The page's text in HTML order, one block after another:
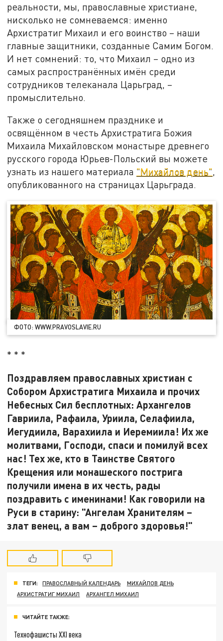
реальности, мы, православные христиане,
нисколько не сомневаемся: именно
Архистратиг Михаил и его воинство – наши
главные защитники, созданные Самим Богом.
И нет сомнений: то, что Михаил – одно из
самых распространённых имён среди
сотрудников телеканала Царьград, –
промыслительно.
Также о сегодняшнем празднике и
освящённом в честь Архистратига Божия
Михаила Михайловском монастыре древнего
русского города Юрьев-Польский вы можете
узнать из нашего материала "Михайлов день",
опубликованного на страницах Царьграда.
ФОТО: WWW.PRAVOSLAVIE.RU
* * *
Поздравляем православных христиан с
Собором Архистратига Михаила и прочих
Небесных Сил бесплотных: Архангелов
Гавриила, Рафаила, Уриила, Селафиила,
Иегудиила, Варахиила и Иеремиила! Их же
молитвами, Господи, спаси и помилуй всех
нас! Тех же, кто в Таинстве Святого
Крещения или монашеского пострига
получили имена в их честь, рады
поздравить с именинами! Как говорили на
Руси в старину: "Ангелам Хранителям –
злат венец, а вам – доброго здоровья!"
ТЕГИ: ПРАВОСЛАВНЫЙ КАЛЕНДАРЬ
МИХАЙЛОВ ДЕНЬ
АРХИСТРАТИГ МИХАИЛ
АРХАНГЕЛ МИХАИЛ
ЧИТАЙТЕ ТАКЖЕ:
Технофашисты XXI века